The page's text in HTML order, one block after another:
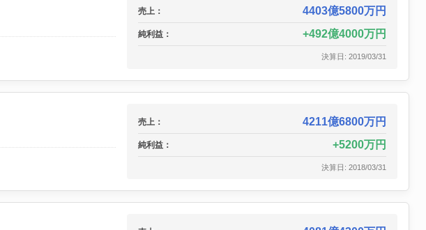
売上： 4403億5800万円
純利益： 492億4000万円
決算日: 2019/03/31
売上： 4211億6800万円
純利益： 5200万円
決算日: 2018/03/31